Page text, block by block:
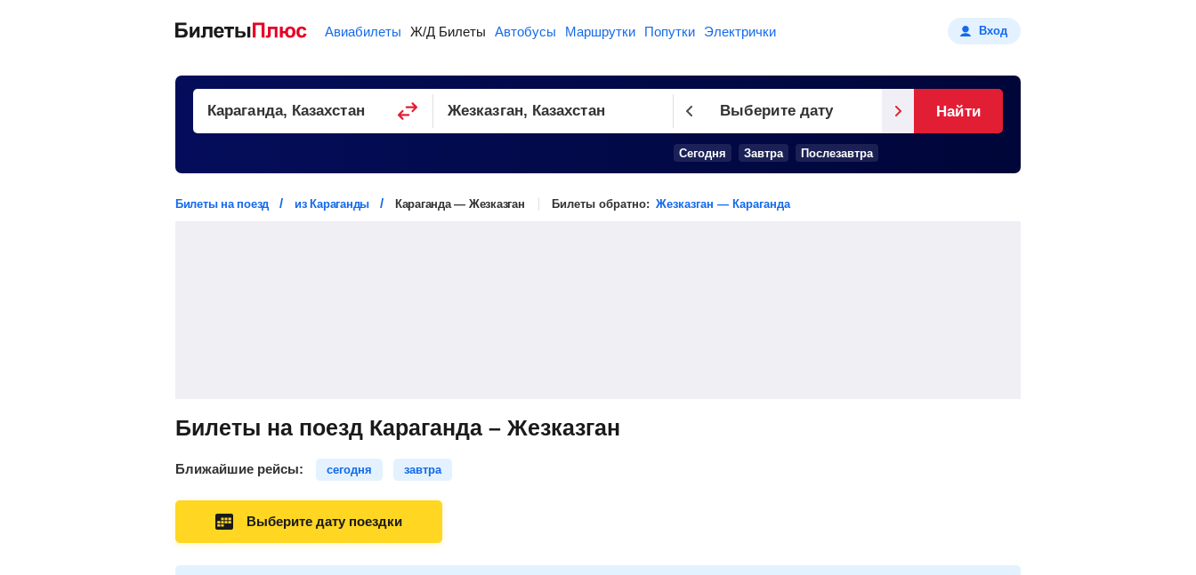
Авиабилеты Ж/Д Билеты Автобусы Маршрутки Попутки Электрички Вход
Выберите дату
Сегодня Завтра Послезавтра
Найти
Билеты на поезд из Караганды Караганда — Жезказган Билеты обратно: Жезказган — Караганда
Билеты на поезд Караганда – Жезказган
Ближайшие рейсы: сегодня завтра
Выберите дату поездки